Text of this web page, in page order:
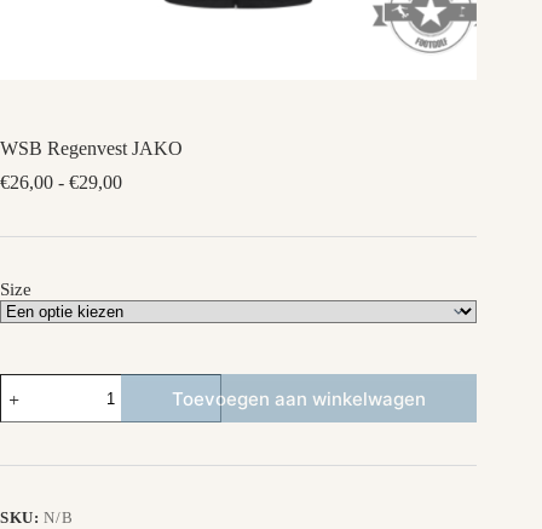
WSB Regenvest JAKO
€26,00 - €29,00Prijsklasse:
Size
Regenvest
JAKO
Toevoegen aan winkelwagen
SKU:N/B